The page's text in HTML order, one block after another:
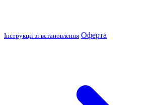
Інструкції зі встановлення Оферта